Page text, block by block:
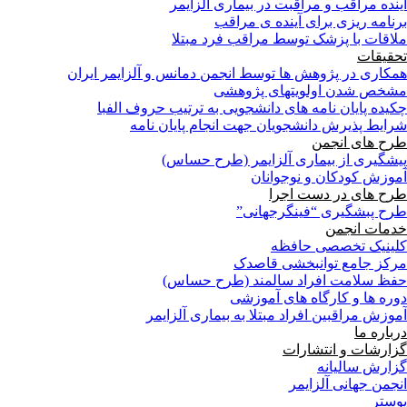
آینده مراقب و مراقبت در بیماری آلزایمر
برنامه ریزی برای آینده ی مراقب
ملاقات با پزشک توسط مراقب فرد مبتلا
تحقیقات
همکاری در پژوهش ها توسط انجمن دمانس و آلزایمر ایران
مشخص شدن اولویتهای پژوهشی
چکیده پایان نامه های دانشجویی به ترتیب حروف الفبا
شرایط پذیرش دانشجویان جهت انجام پایان نامه
طرح های انجمن
پیشگیری از بیماری آلزایمر (طرح حساس)
آموزش کودکان و نوجوانان
طرح های در دست اجرا
طرح پبشگیری “فینگرجهانی”
خدمات انجمن
کلینیک تخصصی حافظه
مرکز جامع توانبخشی قاصدک
حفظ سلامت افراد سالمند (طرح حساس)
دوره ها و کارگاه های آموزشی
آموزش مراقبین افراد مبتلا به بیماری آلزایمر
درباره ما
گزارشات و انتشارات
گزارش سالیانه
انجمن جهانی آلزایمر
پوستر